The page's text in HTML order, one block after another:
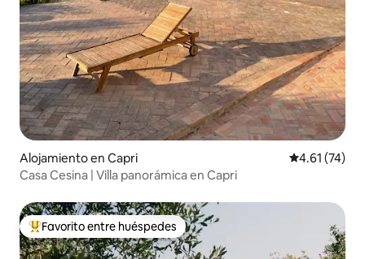
Alojamiento en Capri Calificación
4.61 (74)
Casa Cesina | Villa panorámica en Capri
Favorito entre huéspedes preferido
Favorito entre huéspedes